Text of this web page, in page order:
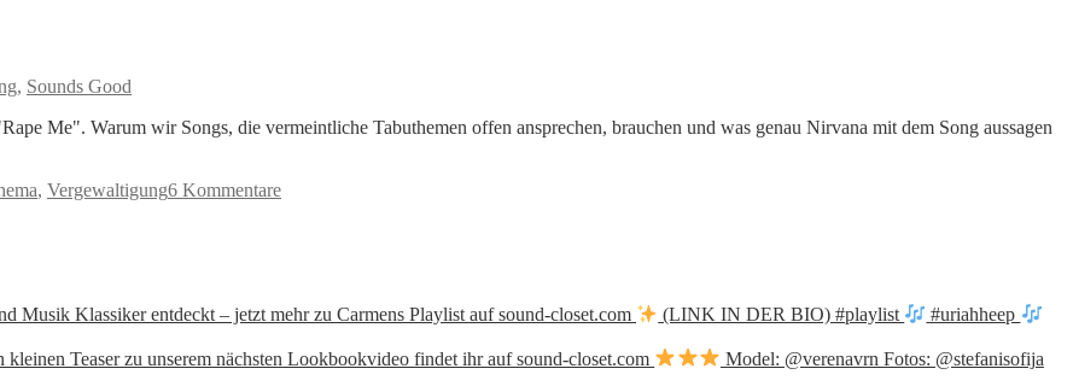
, Sounds Good
Me". Warum wir Songs, die vermeintliche Tabuthemen offen ansprechen, brauchen und was genau Nirvana mit dem Song aussagen
, Vergewaltigung6 Kommentare
Klassiker entdeckt – jetzt mehr zu Carmens Playlist auf sound-closet.com
(LINK IN DER BIO) #playlist
#uriahheep
Teaser zu unserem nächsten Lookbookvideo findet ihr auf sound-closet.com
Model: @verenavrn Fotos: @stefanisofija